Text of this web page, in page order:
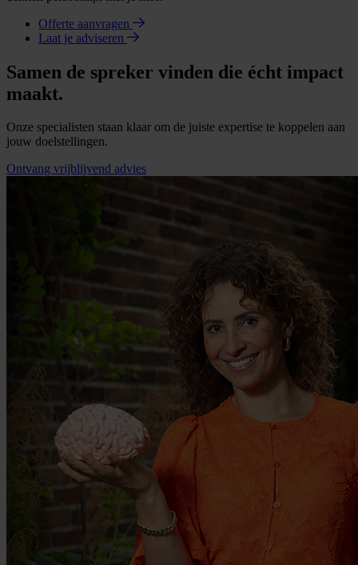
Offerte aanvragen
Laat je adviseren
Samen de spreker vinden die écht impact
maakt.
Onze specialisten staan klaar om de juiste expertise te koppelen aan
jouw doelstellingen.
Ontvang vrijblijvend advies